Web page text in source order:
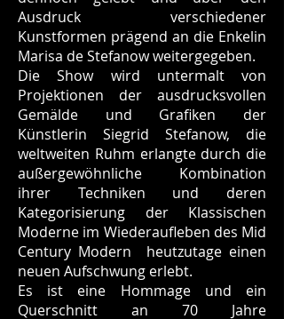
Ausdruck verschiedener
Kunstformen prägend an die Enkelin
Marisa de Stefanow weitergegeben.
Die Show wird untermalt von
Projektionen der ausdrucksvollen
Gemälde und Grafiken der
Künstlerin Siegrid Stefanow, die
weltweiten Ruhm erlangte durch die
außergewöhnliche Kombination
ihrer Techniken und deren
Kategorisierung der Klassischen
Moderne im Wiederaufleben des Mid
Century Modern heutzutage einen
neuen Aufschwung erlebt.
Es ist eine Hommage und ein
Querschnitt an 70 Jahre